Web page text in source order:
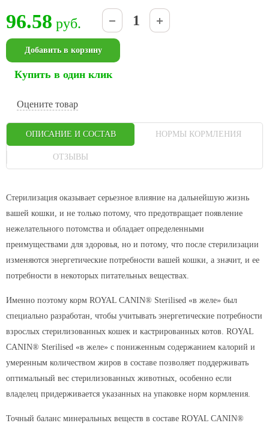
96.58 руб.
Добавить в корзину
Купить в один клик
Оцените товар
ОПИСАНИЕ И СОСТАВ НОРМЫ КОРМЛЕНИЯ
ОТЗЫВЫ
Стерилизация оказывает серьезное влияние на дальнейшую жизнь
вашей кошки, и не только потому, что предотвращает появление
нежелательного потомства и обладает определенными
преимуществами для здоровья, но и потому, что после стерилизации
изменяются энергетические потребности вашей кошки, а значит, и ее
потребности в некоторых питательных веществах.
Именно поэтому корм ROYAL CANIN® Sterilised «в желе» был
специально разработан, чтобы учитывать энергетические потребности
взрослых стерилизованных кошек и кастрированных котов. ROYAL
CANIN® Sterilised «в желе» с пониженным содержанием калорий и
умеренным количеством жиров в составе позволяет поддерживать
оптимальный вес стерилизованных животных, особенно если
владелец придерживается указанных на упаковке норм кормления.
Точный баланс минеральных веществ в составе ROYAL CANIN®